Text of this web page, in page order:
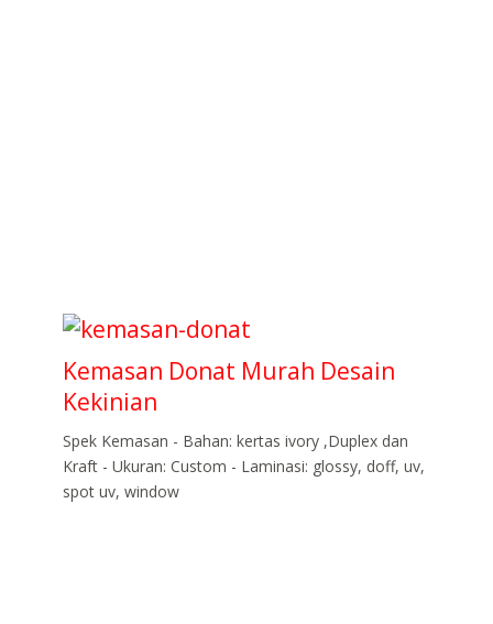
Kemasan Donat Murah Desain
Kekinian
Spek Kemasan - Bahan: kertas ivory ,Duplex dan
Kraft - Ukuran: Custom - Laminasi: glossy, doff, uv,
spot uv, window